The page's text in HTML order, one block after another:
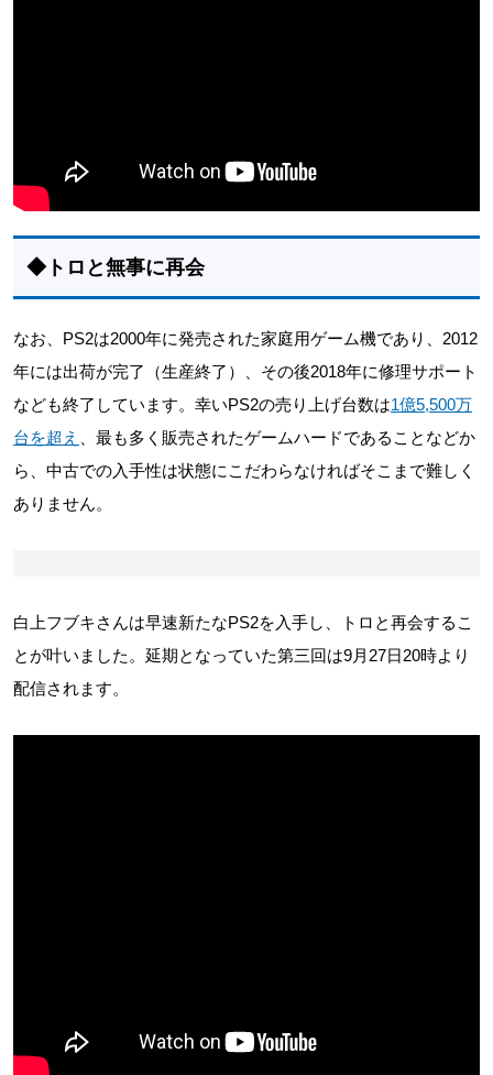
◆トロと無事に再会
なお、PS2は2000年に発売された家庭用ゲーム機であり、2012
年には出荷が完了（生産終了）、その後2018年に修理サポート
なども終了しています。幸いPS2の売り上げ台数は1億5,500万
台を超え
、最も多く販売されたゲームハードであることなどか
ら、中古での入手性は状態にこだわらなければそこまで難しく
ありません。
白上フブキさんは早速新たなPS2を入手し、トロと再会するこ
とが叶いました。延期となっていた第三回は9月27日20時より
配信されます。